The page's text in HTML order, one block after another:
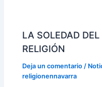
LA SOLEDAD DEL
RELIGIÓN
Deja un comentario /
religionennavarra